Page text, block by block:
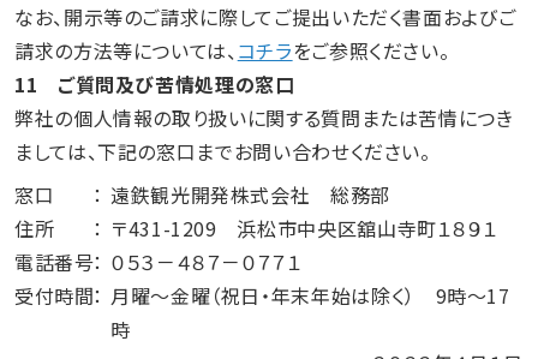
なお、開示等のご請求に際してご提出いただく書面およびご
請求の方法等については、 コチラをご参照ください。
11 ご質問及び苦情処理の窓口
弊社の個人情報の取り扱いに関する質問または苦情につき
ましては、下記の窓口までお問い合わせください。
窓口
遠鉄観光開発株式会社 総務部
住所
〒431-1209 浜松市中央区舘山寺町１８９１
電話番号
０５３－４８７－０７７１
受付時間
月曜～金曜（祝日・年末年始は除く） 9時～17
時